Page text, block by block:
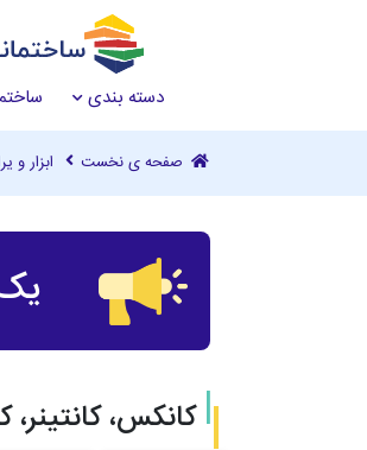
دسته بندی
صفحه ی نخست ابزار و
کانکس، کانتینر،